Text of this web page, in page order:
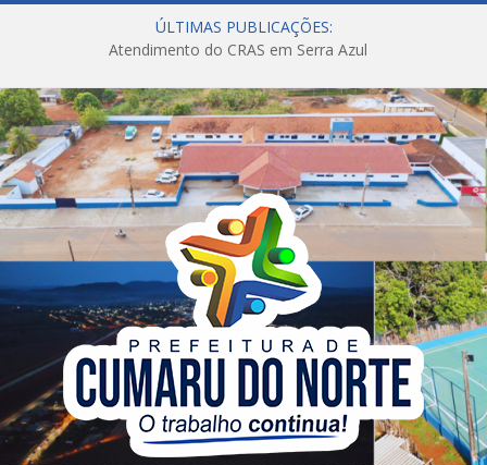
ÚLTIMAS PUBLICAÇÕES:
Atendimento do CRAS em Serra Azul